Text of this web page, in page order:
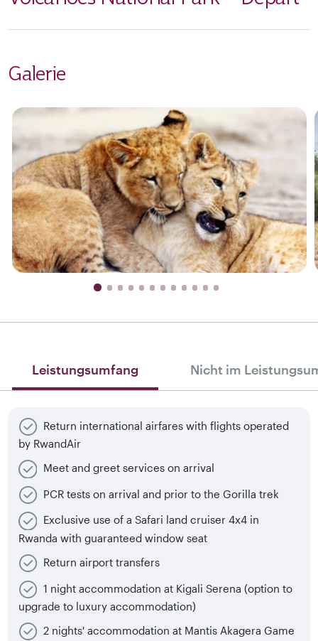
Galerie
Leistungsumfang Nicht im
Return international airfares with flights operated
by RwandAir
Meet and greet services on arrival
PCR tests on arrival and prior to the Gorilla trek
Exclusive use of a Safari land cruiser 4x4 in
Rwanda with guaranteed window seat
Return airport transfers
1 night accommodation at Kigali Serena (option to
upgrade to luxury accommodation)
2 nights' accommodation at Mantis Akagera Game